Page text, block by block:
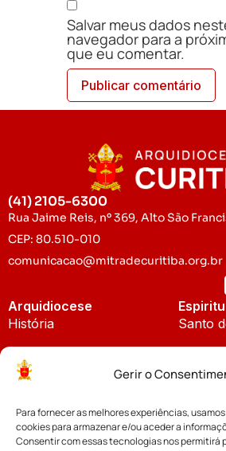
Gerir o
Para fornecer as melhores experiências,
cookies para armazenar e/ou aceder a
Consentir com essas tecnologias nos permitirá
Salvar meus dados
navegador para a
que eu comentar.
(41) 2105-6300
Rua Jaime Reis, nº 369, Alto São
CEP: 80.510-010
comunicacao@mitradecuritiba.org.br
Arquidiocese
História
Padroeira
Santo
Notícias
Notícias da Arquidiocese
Cúria